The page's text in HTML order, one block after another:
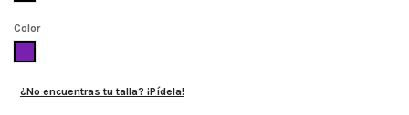
Color
¿No encuentras tu talla? ¡Pídela!